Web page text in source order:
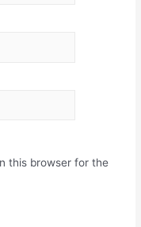
this browser for the